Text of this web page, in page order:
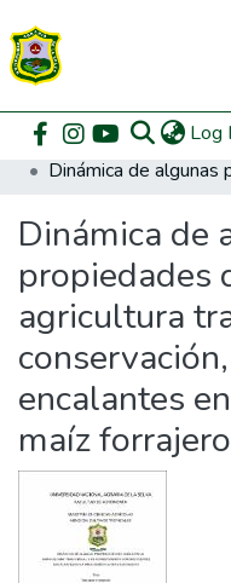
Log
Communities &
All of DSpace
DSpace Statistics
Home Posgrado
Dinámica de
propiedades
agricultura
encalantes
maíz forrajero